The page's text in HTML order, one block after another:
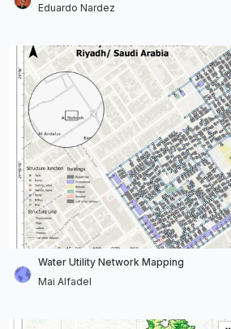
Eduardo Nardez
Water Utility Network Mapping
Mai Alfadel